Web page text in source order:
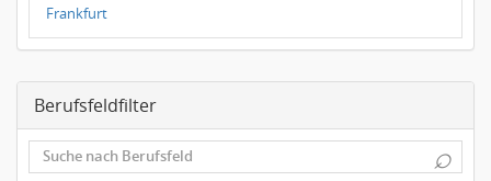
Frankfurt
Dresden
Leipzig
Dortmund
Wuppertal
Berufsfeldfilter
⌕